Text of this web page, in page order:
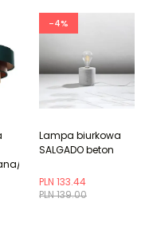
beżowa
-4%
PLN 139.00
PLN 133.44
Lampa biurkowa
SALGADO beton